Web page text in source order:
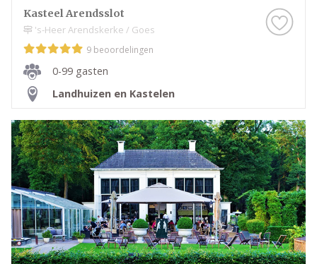
Kasteel Arendsslot
's-Heer Arendskerke / Goes
9 beoordelingen
0-99 gasten
Landhuizen en Kastelen